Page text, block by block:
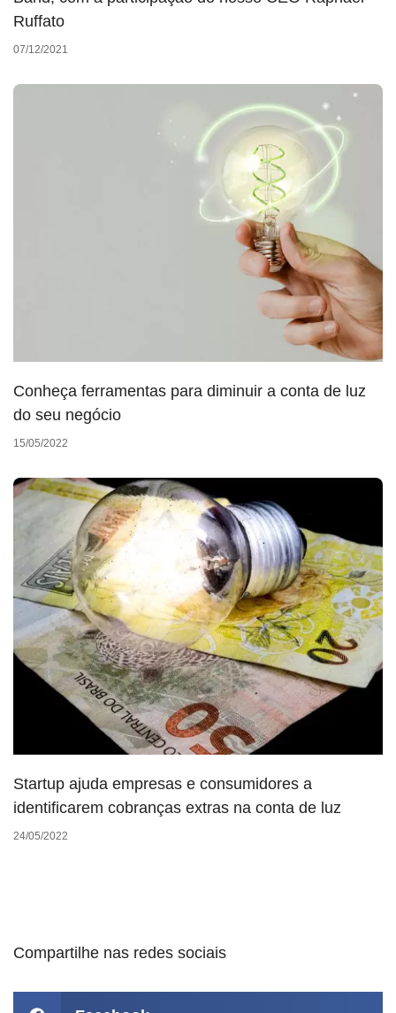
Ruffato
07/12/2021
Conheça ferramentas para diminuir a conta de luz
do seu negócio
15/05/2022
Startup ajuda empresas e consumidores a
identificarem cobranças extras na conta de luz
24/05/2022
Compartilhe nas redes sociais